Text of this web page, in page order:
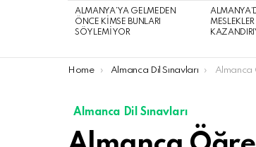
ALMANYA’YA GELMEDEN
ÖNCE KIMSE BUNLARI
SÖYLEMIYOR
You are here:
Home Almanca Dil Sınavları Almanca
Almanca Dil Sınavları